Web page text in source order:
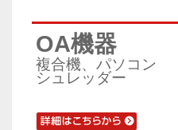
OA機器
複合機、パソコン
シュレッダー